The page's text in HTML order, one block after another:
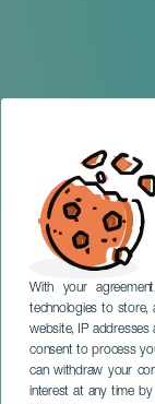
With your
technologies to store,
website, IP addresses
consent to process
can withdraw your
interest at any time by
GRAN